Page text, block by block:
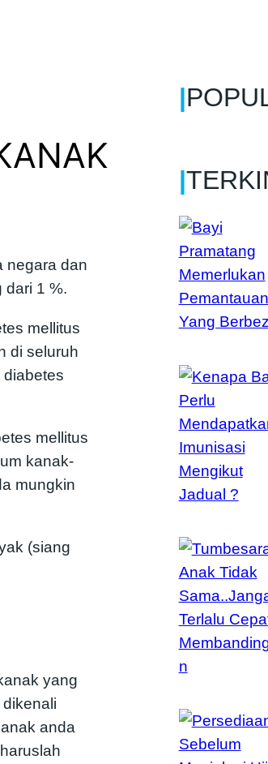
negara dan
dari 1 %.
mellitus
di seluruh
mellitus
kanak-
mungkin
(siang
yang
anda
|
|